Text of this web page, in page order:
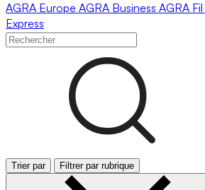
AGRA Europe AGRA Business AGRA Fil
Express
Trier par Filtrer par rubrique